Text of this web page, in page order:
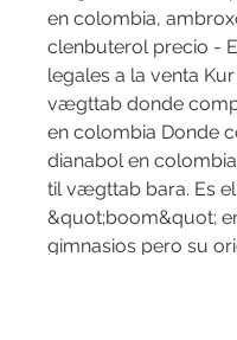
en colombia,
clenbuterol precio -
legales a la venta
vægttab donde
en colombia Donde
dianabol en
til vægttab bara. Es
&quot;boom&quot;
gimnasios pero su